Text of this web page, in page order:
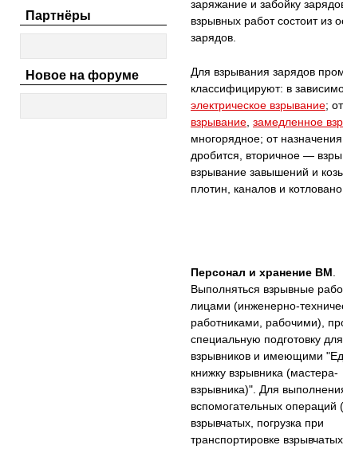
Партнёры
Новое на форуме
заряжание и забойку
взрывных работ состоит из
зарядов.
Для взрывания зарядов
классифицируют: в
электрическое взрывание;
взрывание замедленное
многорядное; от
дробится, вторичное —
взрывание завышений и
плотин, каналов и
Персонал и хранение BM
Выполняться взрывные
лицами (инженерно-
работниками, рабочими),
специальную подготовку для
взрывников и имеющими
книжку взрывника (мастера-
взрывника)". Для
вспомогательных операций
взрывчатых, погрузка при
транспортировке